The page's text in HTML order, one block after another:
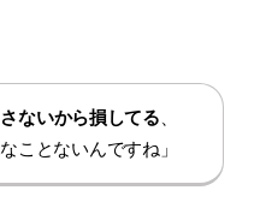
ないから損してる
ことないんですね」